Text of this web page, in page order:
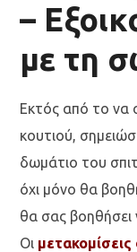
–
με τη
Εκτός από το να
κουτιού,
δωμάτιο του
όχι μόνο θα
θα σας βοηθήσει
Οι